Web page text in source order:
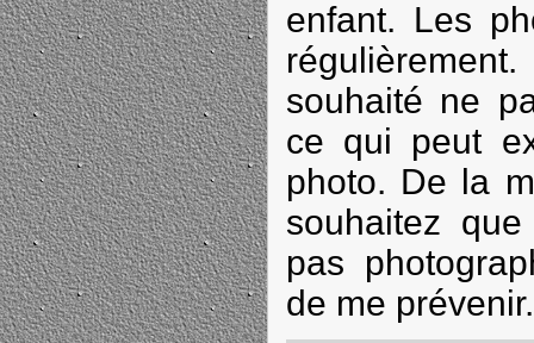
enfant. Les
souhaité ne
ce qui peut
photo. De la
souhaitez
pas
de me prévenir.